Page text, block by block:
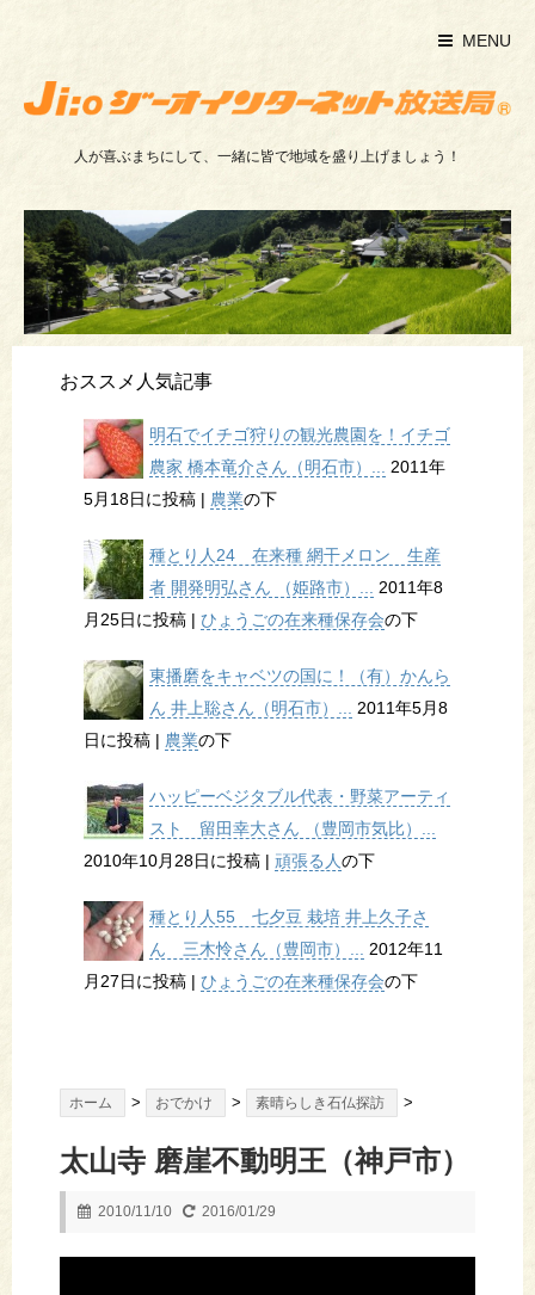
MENU
人が喜ぶまちにして、一緒に皆で地域を盛り上げましょう！
おススメ人気記事
明石でイチゴ狩りの観光農園を！イチゴ
農家 橋本竜介さん（明石市）... 2011年
5月18日に投稿 | 農業の下
種とり人24 在来種 網干メロン 生産
者 開発明弘さん （姫路市）... 2011年8
月25日に投稿 | ひょうごの在来種保存会の下
東播磨をキャベツの国に！（有）かんら
ん 井上聡さん（明石市）... 2011年5月8
日に投稿 | 農業の下
ハッピーベジタブル代表・野菜アーティ
スト 留田幸大さん （豊岡市気比）...
2010年10月28日に投稿 | 頑張る人の下
種とり人55 七夕豆 栽培 井上久子さ
ん 三木怜さん（豊岡市）... 2012年11
月27日に投稿 | ひょうごの在来種保存会の下
ホーム > おでかけ > 素晴らしき石仏探訪 >
太山寺 磨崖不動明王（神戸市）
2010/11/10 2016/01/29